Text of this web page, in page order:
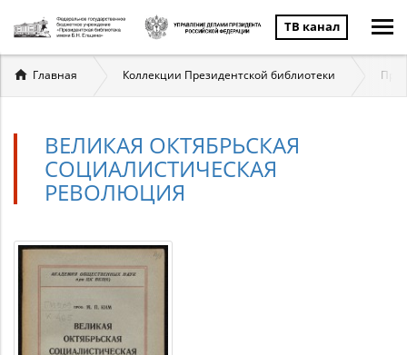
ТВ канал
Вы
здесь
Главная Коллекции Президентской библиотеки
ВЕЛИКАЯ ОКТЯБРЬСКАЯ
СОЦИАЛИСТИЧЕСКАЯ
РЕВОЛЮЦИЯ